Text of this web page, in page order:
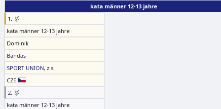
kata männer 12-13 jahre
1. 🥇
kata männer 12-13 jahre
Dominik
Bandas
SPORT UNION, z.s.
CZE
2. 🥈
kata männer 12-13 jahre